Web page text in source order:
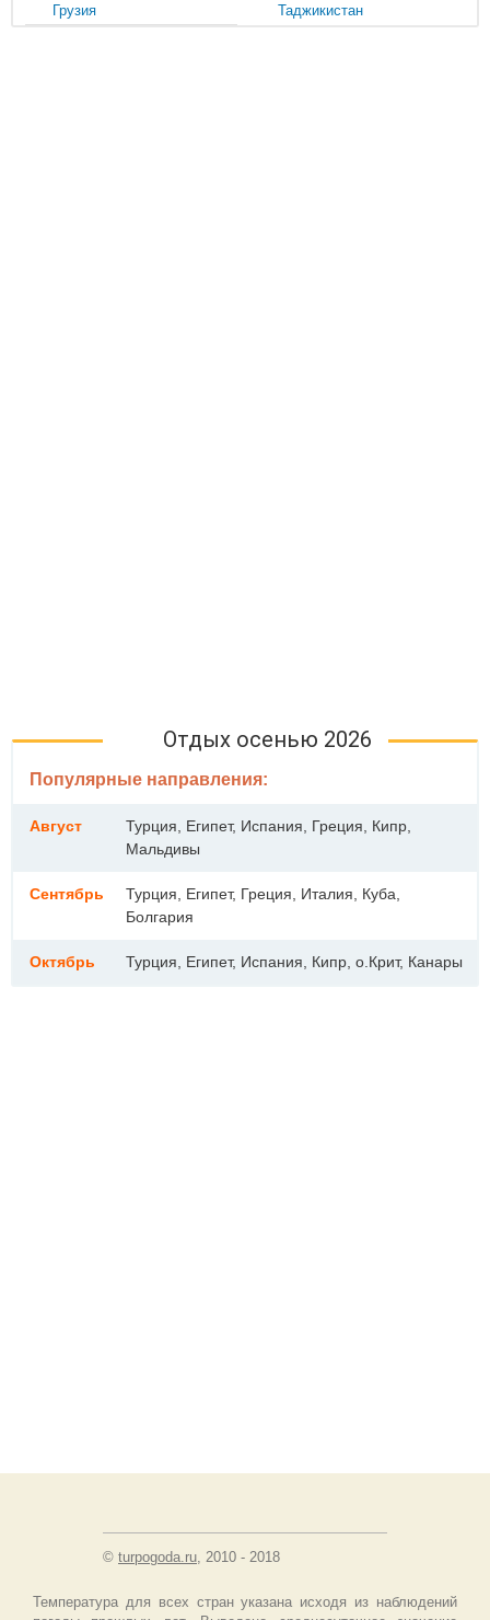
Грузия
Таджикистан
Отдых осенью 2026
Популярные направления:
Август
Турция, Египет, Испания, Греция, Кипр,
Мальдивы
Сентябрь
Турция, Египет, Греция, Италия, Куба,
Болгария
Октябрь Турция, Египет, Испания, Кипр, о.Крит, Канары
© turpogoda.ru, 2010 - 2018
Температура для всех стран указана исходя из наблюдений